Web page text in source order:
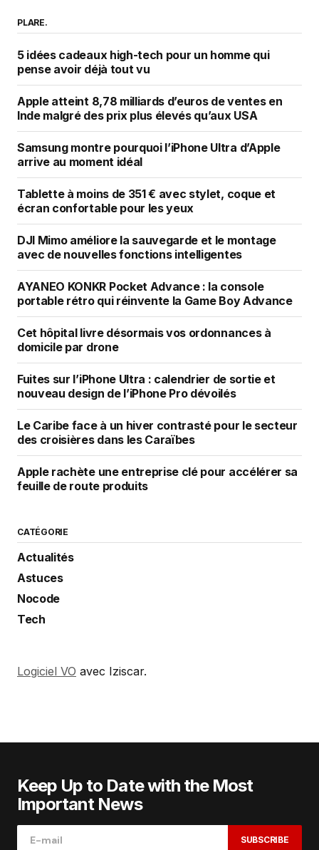
PLARE.
5 idées cadeaux high-tech pour un homme qui
pense avoir déjà tout vu
Apple atteint 8,78 milliards d’euros de ventes en
Inde malgré des prix plus élevés qu’aux USA
Samsung montre pourquoi l’iPhone Ultra d’Apple
arrive au moment idéal
Tablette à moins de 351 € avec stylet, coque et
écran confortable pour les yeux
DJI Mimo améliore la sauvegarde et le montage
avec de nouvelles fonctions intelligentes
AYANEO KONKR Pocket Advance : la console
portable rétro qui réinvente la Game Boy Advance
Cet hôpital livre désormais vos ordonnances à
domicile par drone
Fuites sur l’iPhone Ultra : calendrier de sortie et
nouveau design de l’iPhone Pro dévoilés
Le Caribe face à un hiver contrasté pour le secteur
des croisières dans les Caraïbes
Apple rachète une entreprise clé pour accélérer sa
feuille de route produits
CATÉGORIE
Actualités
Astuces
Nocode
Tech
Logiciel VO avec Iziscar.
Keep Up to Date with the Most
Important News
SUBSCRIBE